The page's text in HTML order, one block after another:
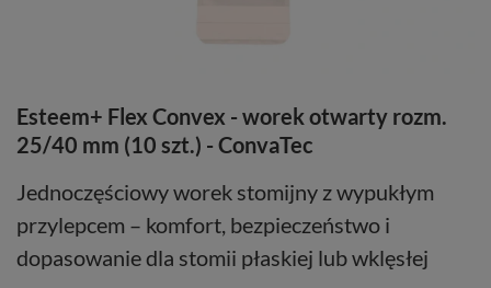
Esteem+ Flex Convex - worek otwarty rozm.
25/40 mm (10 szt.) - ConvaTec
Jednoczęściowy worek stomijny z wypukłym
przylepcem – komfort, bezpieczeństwo i
dopasowanie dla stomii płaskiej lub wklęsłej